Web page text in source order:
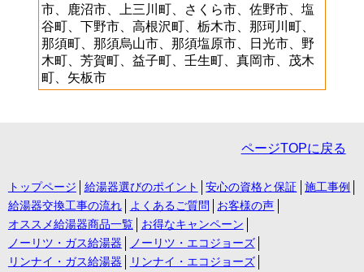
市、鹿沼市、上三川町、さくら市、佐野市、塩
谷町、下野市、高根沢町、栃木市、那珂川町、
那須町、那須烏山市、那須塩原市、日光市、野
木町、芳賀町、益子町、壬生町、真岡市、茂木
町、矢板市
ページTOPに戻る
トップページ 給湯器選びのポイント 安心の資格と保証
施工事例
給湯器交換工事の流れ
よくあるご質問
お客様の声
オススメ給湯器商品一覧
お得なキャンペーン
ノーリツ・ガス給湯器
ノーリツ・エコジョーズ
リンナイ・ガス給湯器
リンナイ・エコジョーズ